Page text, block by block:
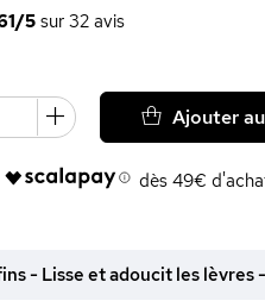
5sur 32avis
dès 49€
Ajouter
- Lisse et adoucit les lèvres